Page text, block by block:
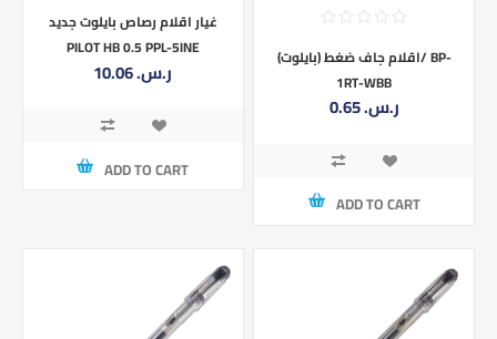
غيار اقلام رصاص بايلوت جديد
PILOT HB 0.5 PPL-5INE
10.06 ر.س.‏
ADD TO CART
اقلام جاف ضغط (بايلوت)/ BP-
1RT-WBB
0.65 ر.س.‏
ADD TO CART